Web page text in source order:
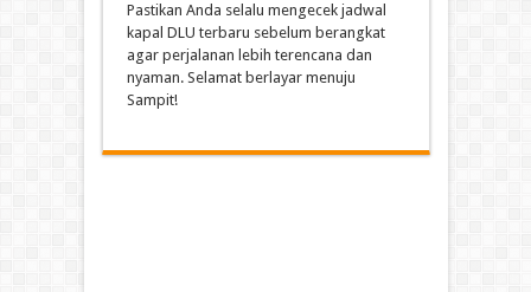
Pastikan Anda selalu mengecek jadwal
kapal DLU terbaru sebelum berangkat
agar perjalanan lebih terencana dan
nyaman. Selamat berlayar menuju
Sampit!